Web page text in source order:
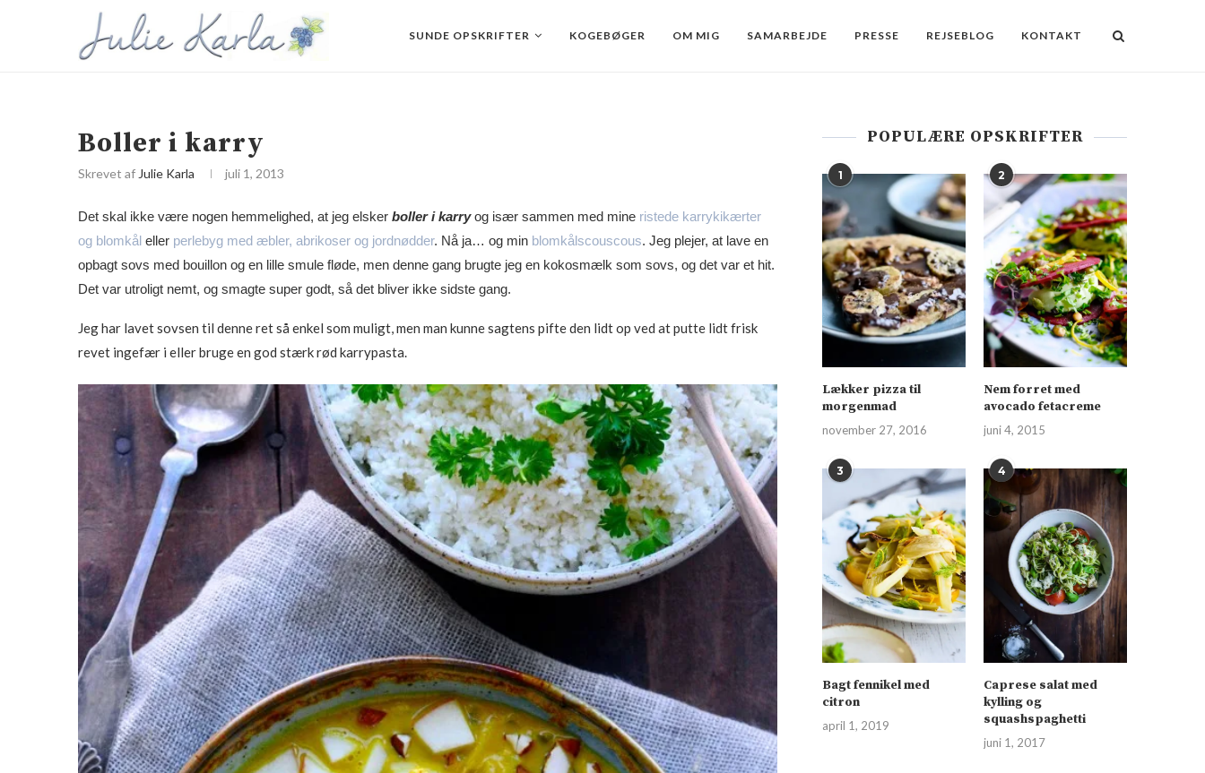
SUNDE OPSKRIFTER KOGEBØGER OM MIG SAMARBEJDE PRESSE REJSEBLOG KONTAKT
Boller i karry
Skrevet af Julie Karla juli 1, 2013
Det skal ikke være nogen hemmelighed, at jeg elsker boller i karryog især sammen med mine ristede karrykikærter
og blomkål eller perlebyg med æbler, abrikoser og jordnødder. Nå ja… og min blomkålscouscous. Jeg plejer, at lave en
opbagt sovs med bouillon og en lille smule fløde, men denne gang brugte jeg en kokosmælk som sovs, og det var et hit.
Det var utroligt nemt, og smagte super godt, så det bliver ikke sidste gang.
Jeg har lavet sovsen til denne ret så enkel som muligt, men man kunne sagtens pifte den lidt op ved at putte lidt frisk
revet ingefær i eller bruge en god stærk rød karrypasta.
POPULÆRE OPSKRIFTER
1
Lækker pizza til
morgenmad
november 27, 2016
2
Nem forret med
avocado fetacreme
juni 4, 2015
3
Bagt fennikel med
citron
april 1, 2019
4
Caprese salat med
kylling og
squashspaghetti
juni 1, 2017